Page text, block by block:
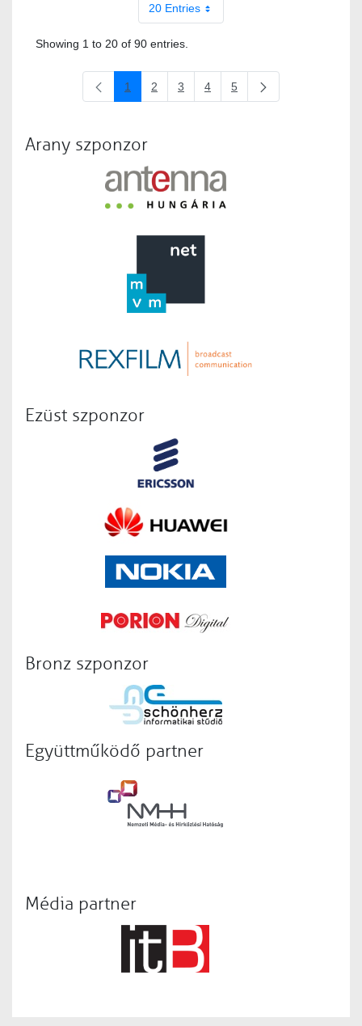
20 Entries
Showing 1 to 20 of 90 entries.
Page
1 Page
2 Page
3 Page
4 Page
5
Arany szponzor
Ezüst szponzor
Bronz szponzor
Együttműködő partner
Média partner